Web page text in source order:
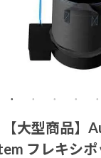
【大型商品】
フレキシポ